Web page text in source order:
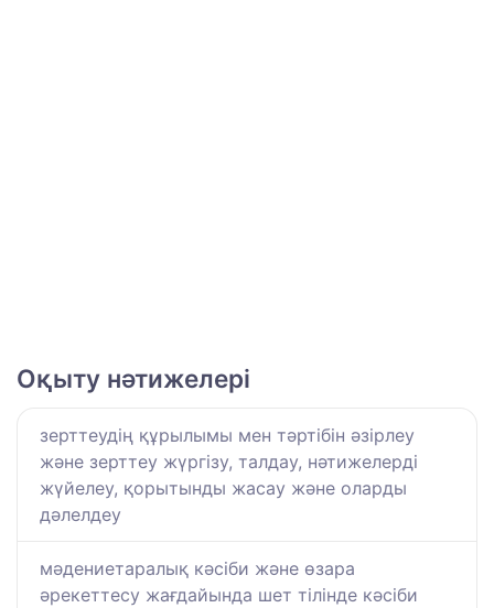
Оқыту нәтижелері
зерттеудің құрылымы мен тәртібін әзірлеу
және зерттеу жүргізу, талдау, нәтижелерді
жүйелеу, қорытынды жасау және оларды
дәлелдеу
мәдениетаралық кәсіби және өзара
әрекеттесу жағдайында шет тілінде кәсіби